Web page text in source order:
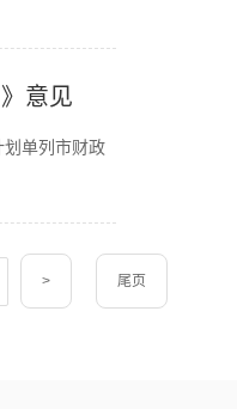
意见
单列市财政
> 尾页